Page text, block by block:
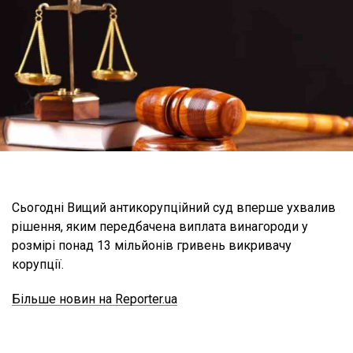
Сьогодні Вищий антикорупційний суд вперше ухвалив
рішення, яким передбачена виплата винагороди у
розмірі понад 13 мільйонів гривень викривачу
корупції.
Більше новин на Reporter.ua